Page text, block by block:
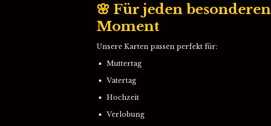
🌸 Für jeden besonderen
Moment
Unsere Karten passen perfekt für:
Muttertag
Vatertag
Hochzeit
Verlobung